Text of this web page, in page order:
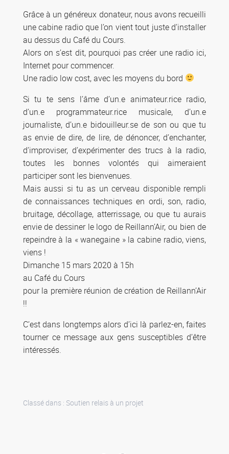
Grâce à un généreux donateur, nous avons recueilli
une cabine radio que l’on vient tout juste d’installer
au dessus du Café du Cours.
Alors on s’est dit, pourquoi pas créer une radio ici,
Internet pour commencer.
Une radio low cost, avec les moyens du bord
Si tu te sens l’âme d’un.e animateur.rice radio,
d’un.e programmateur.rice musicale, d’un.e
journaliste, d’un.e bidouilleur.se de son ou que tu
as envie de dire, de lire, de dénoncer, d’enchanter,
d’improviser, d’expérimenter des trucs à la radio,
toutes les bonnes volontés qui aimeraient
participer sont les bienvenues.
Mais aussi si tu as un cerveau disponible rempli
de connaissances techniques en ordi, son, radio,
bruitage, décollage, atterrissage, ou que tu aurais
envie de dessiner le logo de Reillann’Air, ou bien de
repeindre à la « wanegaine » la cabine radio, viens,
viens !
Dimanche 15 mars 2020 à 15h
au Café du Cours
pour la première réunion de création de Reillann’Air
!!
C’est dans longtemps alors d’ici là parlez-en, faites
tourner ce message aux gens susceptibles d’être
intéressés.
Classé dans : Soutien relais à un projet